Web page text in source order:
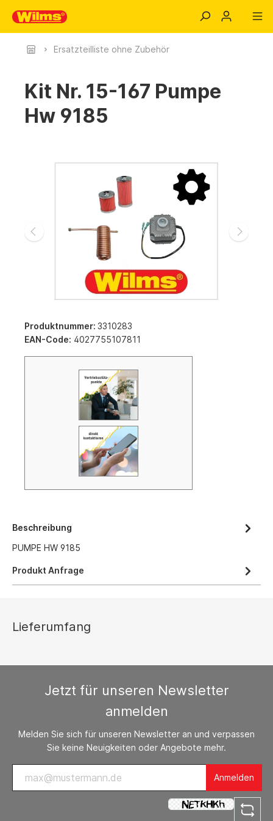
Ersatzteilliste ohne Zubehör
Kit Nr. 15-167 Pumpe
Hw 9185
Produktnummer: 3310283
EAN-Code: 4027755107811
Beschreibung
PUMPE HW 9185
Produkt Anfrage
Lieferumfang
Jetzt für unseren Newsletter
anmelden
Melden Sie sich für unseren Newsletter an und verpassen
Sie keine Neuigkeiten oder Angebote mehr.
Anmelden